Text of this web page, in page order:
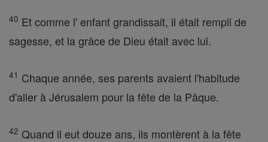
40 Et comme l' enfant grandissait, il était rempli de
sagesse, et la grâce de Dieu était avec lui.
41 Chaque année, ses parents avaient l'habitude
d'aller à Jérusalem pour la fête de la Pâque.
42 Quand il eut douze ans, ils montèrent à la fête